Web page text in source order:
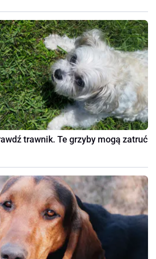
trawnik. Te grzyby mogą zatruć